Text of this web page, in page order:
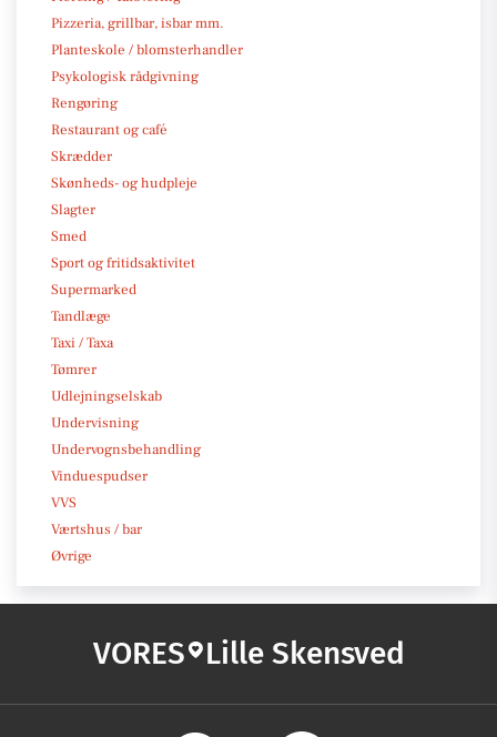
Pizzeria, grillbar, isbar mm.
Planteskole / blomsterhandler
Psykologisk rådgivning
Rengøring
Restaurant og café
Skrædder
Skønheds- og hudpleje
Slagter
Smed
Sport og fritidsaktivitet
Supermarked
Tandlæge
Taxi / Taxa
Tømrer
Udlejningselskab
Undervisning
Undervognsbehandling
Vinduespudser
VVS
Værtshus / bar
Øvrige
VORES Lille Skensved